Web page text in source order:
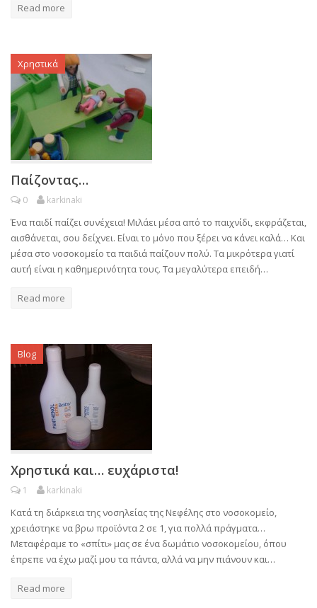
Read more
Χρηστικά
Παίζοντας…
0 karkinaki
Ένα παιδί παίζει συνέχεια! Μιλάει μέσα από το παιχνίδι, εκφράζεται,
αισθάνεται, σου δείχνει. Είναι το μόνο που ξέρει να κάνει καλά… Και
μέσα στο νοσοκομείο τα παιδιά παίζουν πολύ. Τα μικρότερα γιατί
αυτή είναι η καθημερινότητα τους. Τα μεγαλύτερα επειδή…
Read more
Blog
Χρηστικά και… ευχάριστα!
1 karkinaki
Κατά τη διάρκεια της νοσηλείας της Νεφέλης στο νοσοκομείο,
χρειάστηκε να βρω προϊόντα 2 σε 1, για πολλά πράγματα…
Μεταφέραμε το «σπίτι» μας σε ένα δωμάτιο νοσοκομείου, όπου
έπρεπε να έχω μαζί μου τα πάντα, αλλά να μην πιάνουν και…
Read more